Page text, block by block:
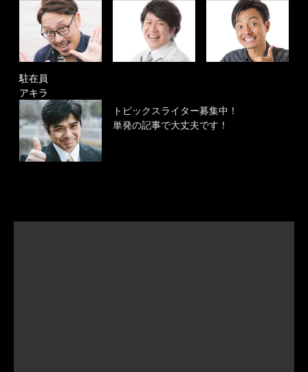
駐在員
アキラ
トピックスライター募集中！
単発の記事で大丈夫です！